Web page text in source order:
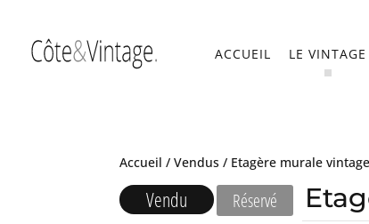
ACCUEIL LE VINTAGE
Accueil /Vendus / Etagère murale vintage
Vendu Réservé